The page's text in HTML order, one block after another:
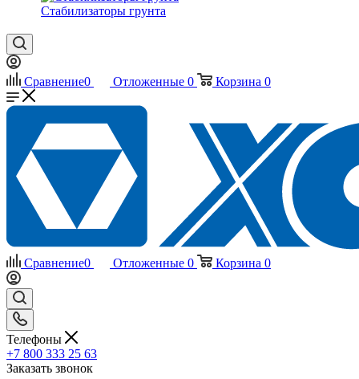
Стабилизаторы грунта
Сравнение0 Отложенные 0 Корзина 0
Сравнение0 Отложенные 0 Корзина 0
Телефоны
+7 800 333 25 63
Заказать звонок